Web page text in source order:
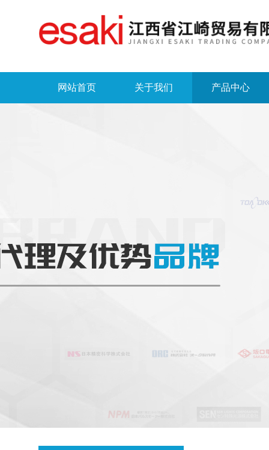
网站首页 关于我们 产品中心